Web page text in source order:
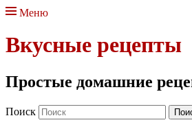
Меню
Вкусные рецепты
Простые домашние
Поиск